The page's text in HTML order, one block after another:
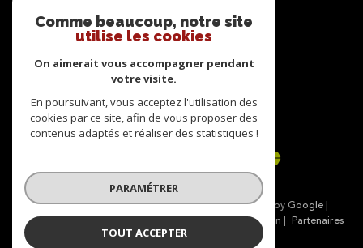
suivre
NOUS
adhérons
© 2026 | Tous droits réservés | Traduction powered by Google |
Nos honoraires
Plan du site Mentions légales Admin
Partenaires
Politique RGPD
Comme beaucoup, notre site
utilise les cookies
On aimerait vous accompagner pendant
votre visite.
En poursuivant, vous acceptez l'utilisation des
cookies par ce site, afin de vous proposer des
contenus adaptés et réaliser des statistiques !
PARAMÉTRER
TOUT ACCEPTER